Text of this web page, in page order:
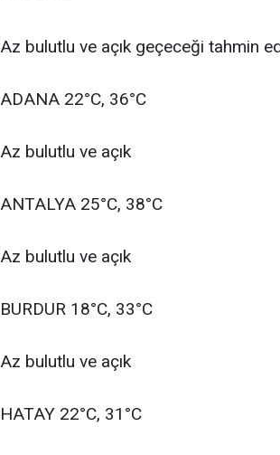
Az bulutlu ve açık geçeceği tahmin
ADANA 22°C, 36°C
Az bulutlu ve açık
ANTALYA 25°C, 38°C
Az bulutlu ve açık
BURDUR 18°C, 33°C
Az bulutlu ve açık
HATAY 22°C, 31°C